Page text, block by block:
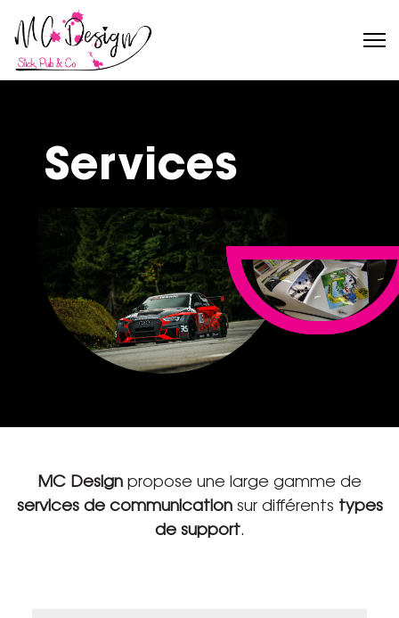
Services
MC Design propose une large gamme de
services de communicationsur différents types
de support.